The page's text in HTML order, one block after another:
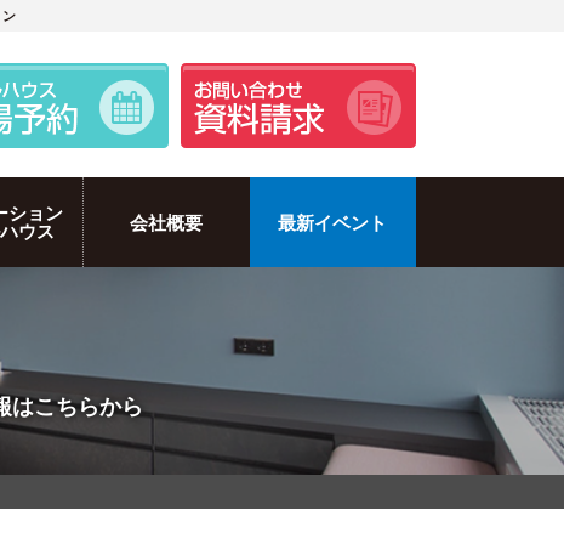
ン
ション
ウス
会社概要 最新イベント
はこちらから